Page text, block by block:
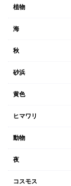
植物
海
秋
砂浜
黄色
ヒマワリ
動物
夜
コスモス